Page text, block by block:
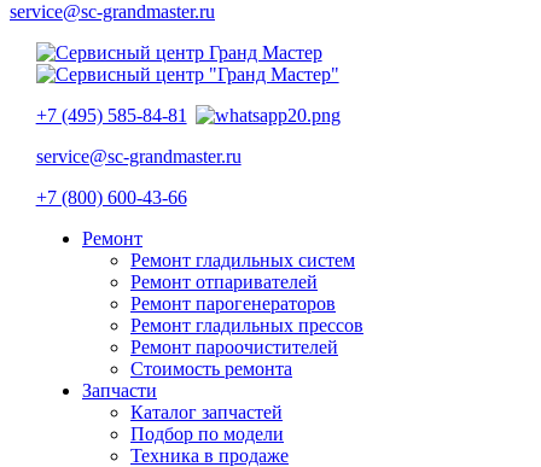
service@sc-grandmaster.ru
+7 (495) 585-84-81
service@sc-grandmaster.ru
+7 (800) 600-43-66
Ремонт
Ремонт гладильных систем
Ремонт отпаривателей
Ремонт парогенераторов
Ремонт гладильных прессов
Ремонт пароочистителей
Стоимость ремонта
Запчасти
Каталог запчастей
Подбор по модели
Техника в продаже